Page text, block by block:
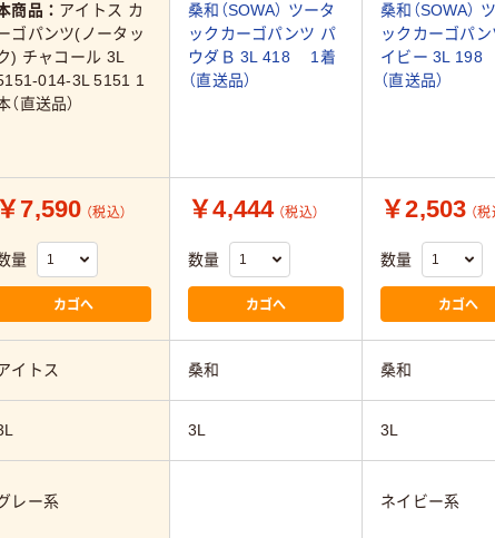
商品： アイトス カ
ゴパンツ(ノータッ
) チャコール 3L
014-3L 5151 1
（直送品）
桑和（SOWA） ツータ
ックカーゴパンツ パ
ウダＢ 3L 418 1着
（直送品）
桑和（SOWA）
ックカーゴパ
イビー 3L
（直送品）
￥7,590 （税込）
量
カゴへ
￥4,444 （税込）
数量
カゴへ
￥2,503 （税
数量
カゴへ
イトス 桑和 桑和
3L 3L
レー系 ネイビー系